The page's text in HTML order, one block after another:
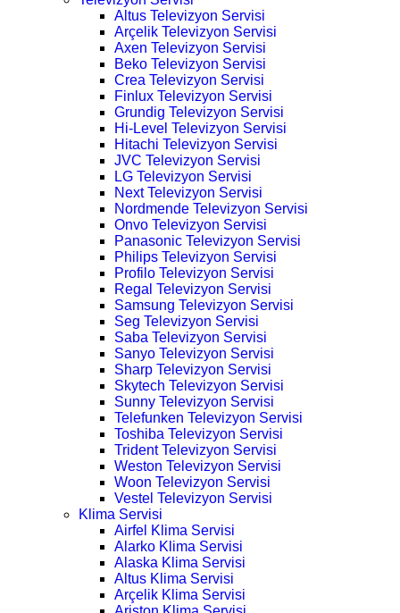
Altus Televizyon Servisi
Arçelik Televizyon Servisi
Axen Televizyon Servisi
Beko Televizyon Servisi
Crea Televizyon Servisi
Finlux Televizyon Servisi
Grundig Televizyon Servisi
Hi-Level Televizyon Servisi
Hitachi Televizyon Servisi
JVC Televizyon Servisi
LG Televizyon Servisi
Next Televizyon Servisi
Nordmende Televizyon Servisi
Onvo Televizyon Servisi
Panasonic Televizyon Servisi
Philips Televizyon Servisi
Profilo Televizyon Servisi
Regal Televizyon Servisi
Samsung Televizyon Servisi
Seg Televizyon Servisi
Saba Televizyon Servisi
Sanyo Televizyon Servisi
Sharp Televizyon Servisi
Skytech Televizyon Servisi
Sunny Televizyon Servisi
Telefunken Televizyon Servisi
Toshiba Televizyon Servisi
Trident Televizyon Servisi
Weston Televizyon Servisi
Woon Televizyon Servisi
Vestel Televizyon Servisi
Klima Servisi
Airfel Klima Servisi
Alarko Klima Servisi
Alaska Klima Servisi
Altus Klima Servisi
Arçelik Klima Servisi